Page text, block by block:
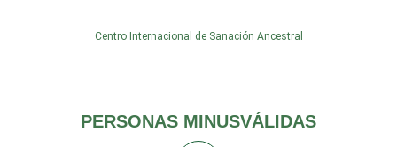
Centro Internacional de Sanación Ancestral
PERSONAS MINUSVÁLIDAS